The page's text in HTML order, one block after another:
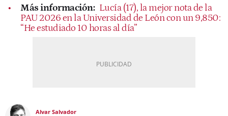
Más información: Lucía (17), la mejor nota de la
PAU 2026 en la Universidad de León con un 9,850:
“He estudiado 10 horas al día”
Alvar Salvador